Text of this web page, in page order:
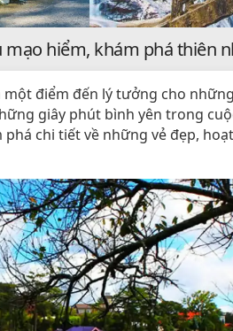
mạo hiểm, khám phá thiên
điểm đến lý tưởng cho
giây phút bình yên trong
phá chi tiết về những vẻ đẹp,